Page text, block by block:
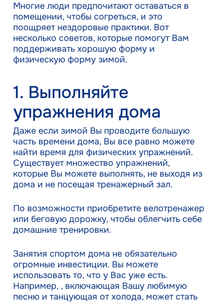
Многие люди предпочитают оставаться в
помещении, чтобы согреться, и это
поощряет нездоровые практики. Вот
несколько советов, которые помогут Вам
поддерживать хорошую форму и
физическую форму зимой.
1. Выполняйте
упражнения дома
Даже если зимой Вы проводите большую
часть времени дома, Вы все равно можете
найти время для физических упражнений.
Существует множество упражнений,
которые Вы можете выполнять, не выходя из
дома и не посещая тренажерный зал.
По возможности приобретите велотренажер
или беговую дорожку, чтобы облегчить себе
домашние тренировки.
Занятия спортом дома не обязательно
огромные инвестиции. Вы можете
использовать то, что у Вас уже есть.
Например, , включающая Вашу любимую
песню и танцующая от холода, может стать